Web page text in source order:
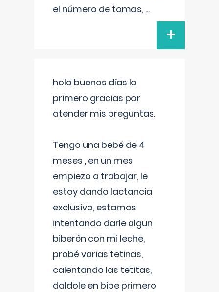
el número de tomas, ...
+
hola buenos días lo
primero gracias por
atender mis preguntas.
Tengo una bebé de 4
meses , en un mes
empiezo a trabajar, le
estoy dando lactancia
exclusiva, estamos
intentando darle algun
biberón con mi leche,
probé varias tetinas,
calentando las tetitas,
daldole en bibe primero